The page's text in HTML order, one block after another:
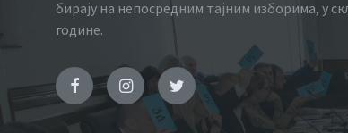
бирају на непосредним тајним изборима, у
године.